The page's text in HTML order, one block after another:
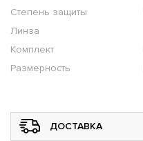
Степень защиты
Линза
Комплект
Размерность
ДОСТАВКА